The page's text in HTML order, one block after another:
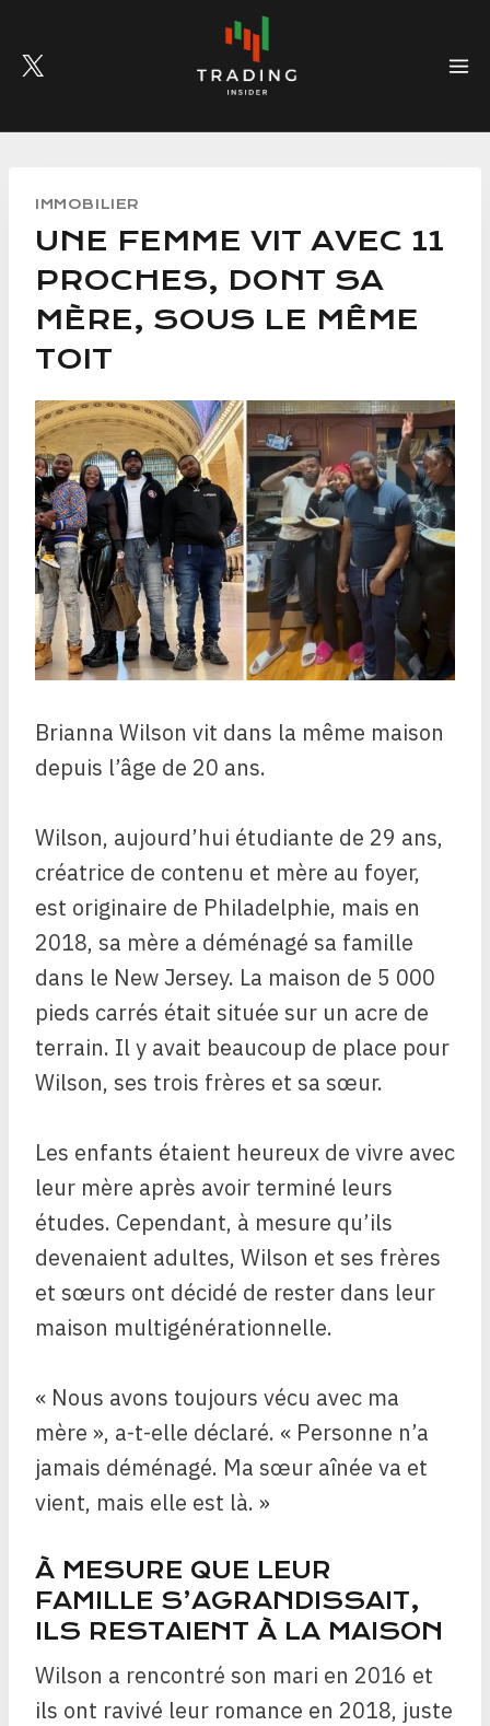
content
IMMOBILIER
UNE FEMME VIT AVEC 11
PROCHES, DONT SA
MÈRE, SOUS LE MÊME
TOIT
Brianna Wilson vit dans la même maison
depuis l’âge de 20 ans.
Wilson, aujourd’hui étudiante de 29 ans,
créatrice de contenu et mère au foyer,
est originaire de Philadelphie, mais en
2018, sa mère a déménagé sa famille
dans le New Jersey. La maison de 5 000
pieds carrés était située sur un acre de
terrain. Il y avait beaucoup de place pour
Wilson, ses trois frères et sa sœur.
Les enfants étaient heureux de vivre avec
leur mère après avoir terminé leurs
études. Cependant, à mesure qu’ils
devenaient adultes, Wilson et ses frères
et sœurs ont décidé de rester dans leur
maison multigénérationnelle.
« Nous avons toujours vécu avec ma
mère », a-t-elle déclaré. « Personne n’a
jamais déménagé. Ma sœur aînée va et
vient, mais elle est là. »
À MESURE QUE LEUR
FAMILLE S’AGRANDISSAIT,
ILS RESTAIENT À LA MAISON
Wilson a rencontré son mari en 2016 et
ils ont ravivé leur romance en 2018, juste